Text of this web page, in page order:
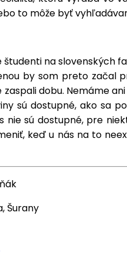
to môže byť
študenti na
by som preto začal
zaspali dobu. Nemáme
sú dostupné, ako sa
nie sú dostupné, pre
keď u nás na to
Šurany